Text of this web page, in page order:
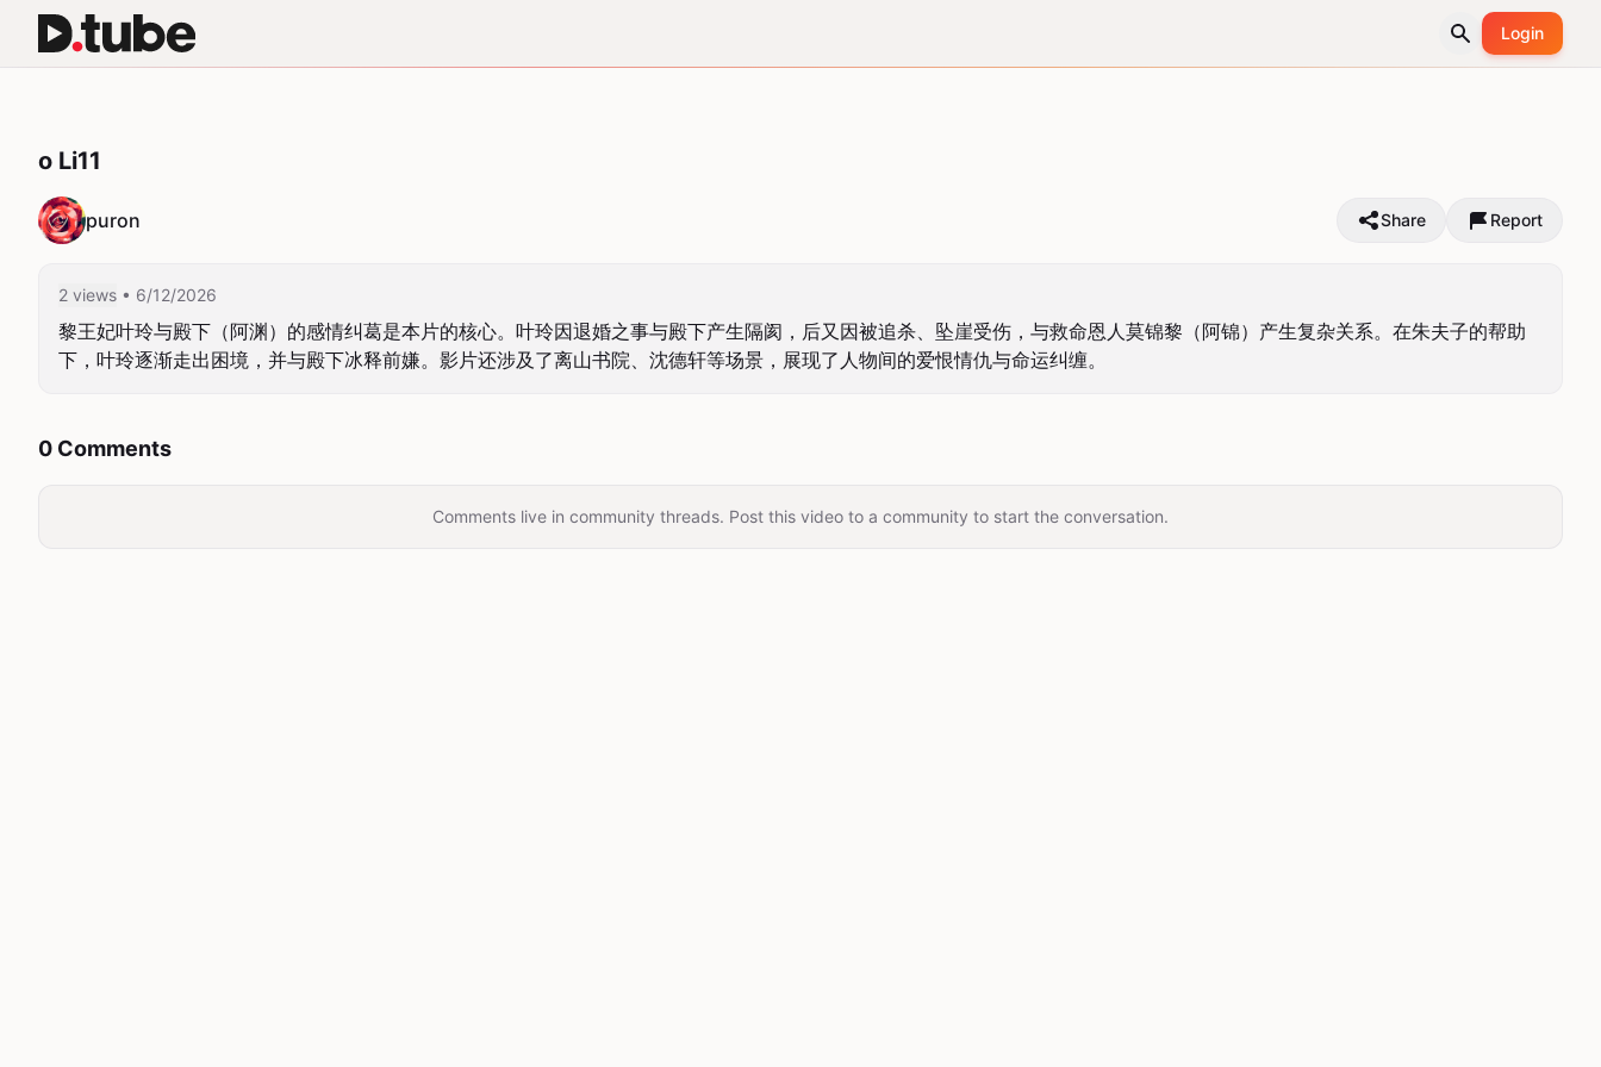
Login
o Li11
puron Share Report
2 views • 6/12/2026
黎王妃叶玲与殿下（阿渊）的感情纠葛是本片的核心。叶玲因退婚之事与殿下产生隔阂，后又因被追杀、坠崖受伤，与救命恩人莫锦黎（阿锦）产生复杂关系。在朱夫子的帮助
下，叶玲逐渐走出困境，并与殿下冰释前嫌。影片还涉及了离山书院、沈德轩等场景，展现了人物间的爱恨情仇与命运纠缠。
0 Comments
Comments live in community threads. Post this video to a community to start the conversation.